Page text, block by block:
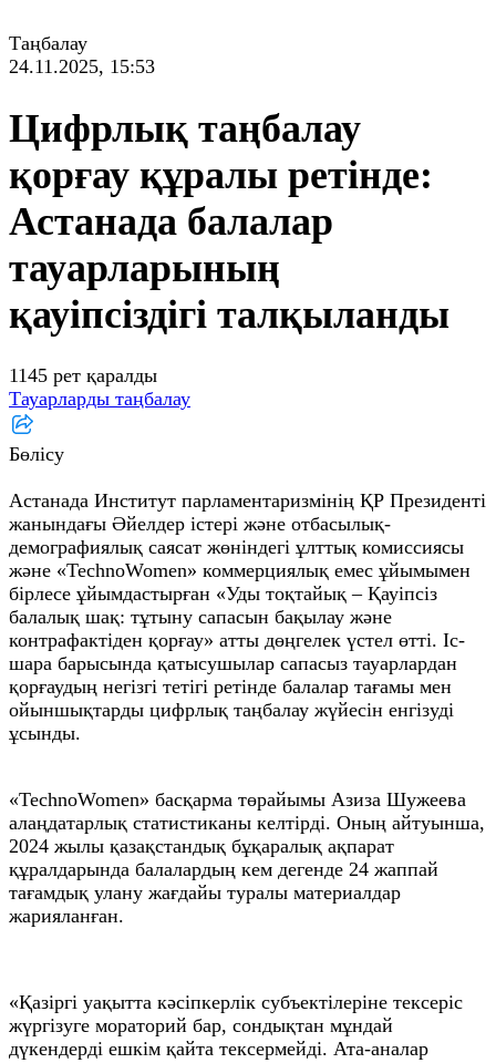
Таңбалау
24.11.2025, 15:53
Цифрлық таңбалау
қорғау құралы ретінде:
Астанада балалар
тауарларының
қауіпсіздігі талқыланды
1145 рет қаралды
Тауарларды таңбалау
Бөлісу
Астанада Институт парламентаризмінің ҚР Президенті
жанындағы Әйелдер істері және отбасылық-
демографиялық саясат жөніндегі ұлттық комиссиясы
және «TechnoWomen» коммерциялық емес ұйымымен
бірлесе ұйымдастырған «Уды тоқтайық – Қауіпсіз
балалық шақ: тұтыну сапасын бақылау және
контрафактіден қорғау» атты дөңгелек үстел өтті. Іс-
шара барысында қатысушылар сапасыз тауарлардан
қорғаудың негізгі тетігі ретінде балалар тағамы мен
ойыншықтарды цифрлық таңбалау жүйесін енгізуді
ұсынды.
«TechnoWomen» басқарма төрайымы Азиза Шужеева
алаңдатарлық статистиканы келтірді. Оның айтуынша,
2024 жылы қазақстандық бұқаралық ақпарат
құралдарында балалардың кем дегенде 24 жаппай
тағамдық улану жағдайы туралы материалдар
жарияланған.
«Қазіргі уақытта кәсіпкерлік субъектілеріне тексеріс
жүргізуге мораторий бар, сондықтан мұндай
дүкендерді ешкім қайта тексермейді. Ата-аналар